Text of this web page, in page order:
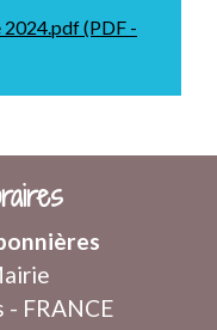
(PDF -
- FRANCE